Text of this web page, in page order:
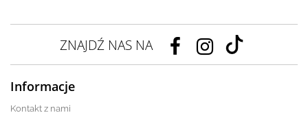
ZNAJDŹ NAS NA
Informacje
Kontakt z nami